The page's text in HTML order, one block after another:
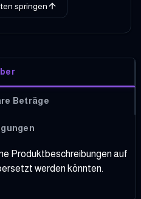
springen
Beträge
Produktbeschreibungen auf
werden könnten.